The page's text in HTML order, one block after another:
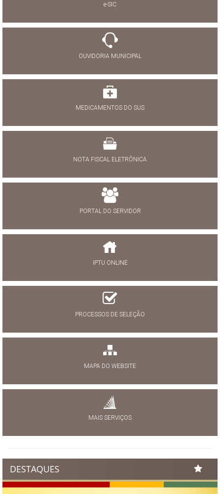
e-SIC
OUVIDORIA MUNICIPAL
MEDICAMENTOS DO SUS
NOTA FISCAL ELETRÔNICA
PORTAL DO SERVIDOR
IPTU ONLINE
PROCESSOS DE SELEÇÃO
MAPA DO WEBSITE
MAIS SERVIÇOS
DESTAQUES